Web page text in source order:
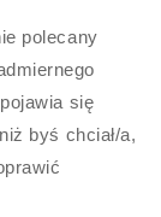
polecany
się
byś chciał/a,